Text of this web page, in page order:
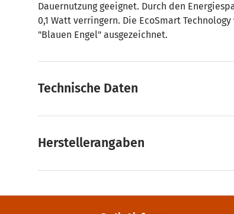
Dauernutzung geeignet. Durch den
0,1 Watt verringern. Die EcoSmart
"Blauen Engel" ausgezeichnet.
Technische Daten
Herstellerangaben